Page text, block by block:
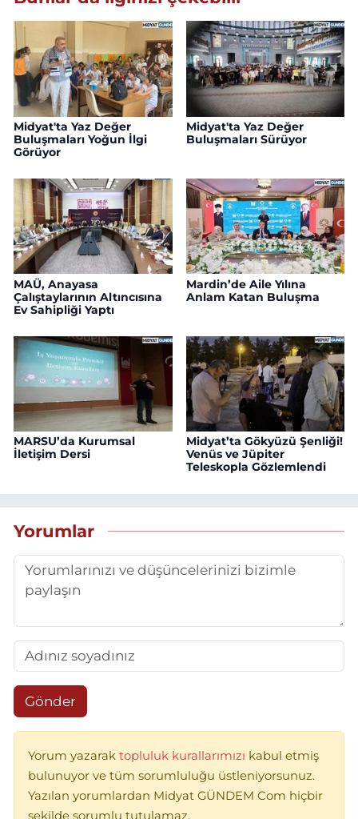
Midyat'ta Yaz Değer
Buluşmaları Yoğun İlgi
Görüyor
Midyat'ta Yaz Değer
Buluşmaları Sürüyor
MAÜ, Anayasa
Çalıştaylarının Altıncısına
Ev Sahipliği Yaptı
Mardin’de Aile Yılına
Anlam Katan Buluşma
MARSU’da Kurumsal
İletişim Dersi
Midyat’ta Gökyüzü Şenliği!
Venüs ve Jüpiter
Teleskopla Gözlemlendi
Yorumlar
Gönder
Yorum yazarak topluluk kurallarımızı kabul etmiş
bulunuyor ve tüm sorumluluğu üstleniyorsunuz.
Yazılan yorumlardan Midyat GÜNDEM Com hiçbir
şekilde sorumlu tutulamaz.